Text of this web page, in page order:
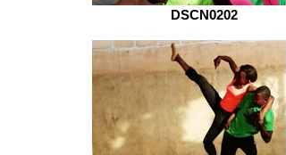
DSCN0202